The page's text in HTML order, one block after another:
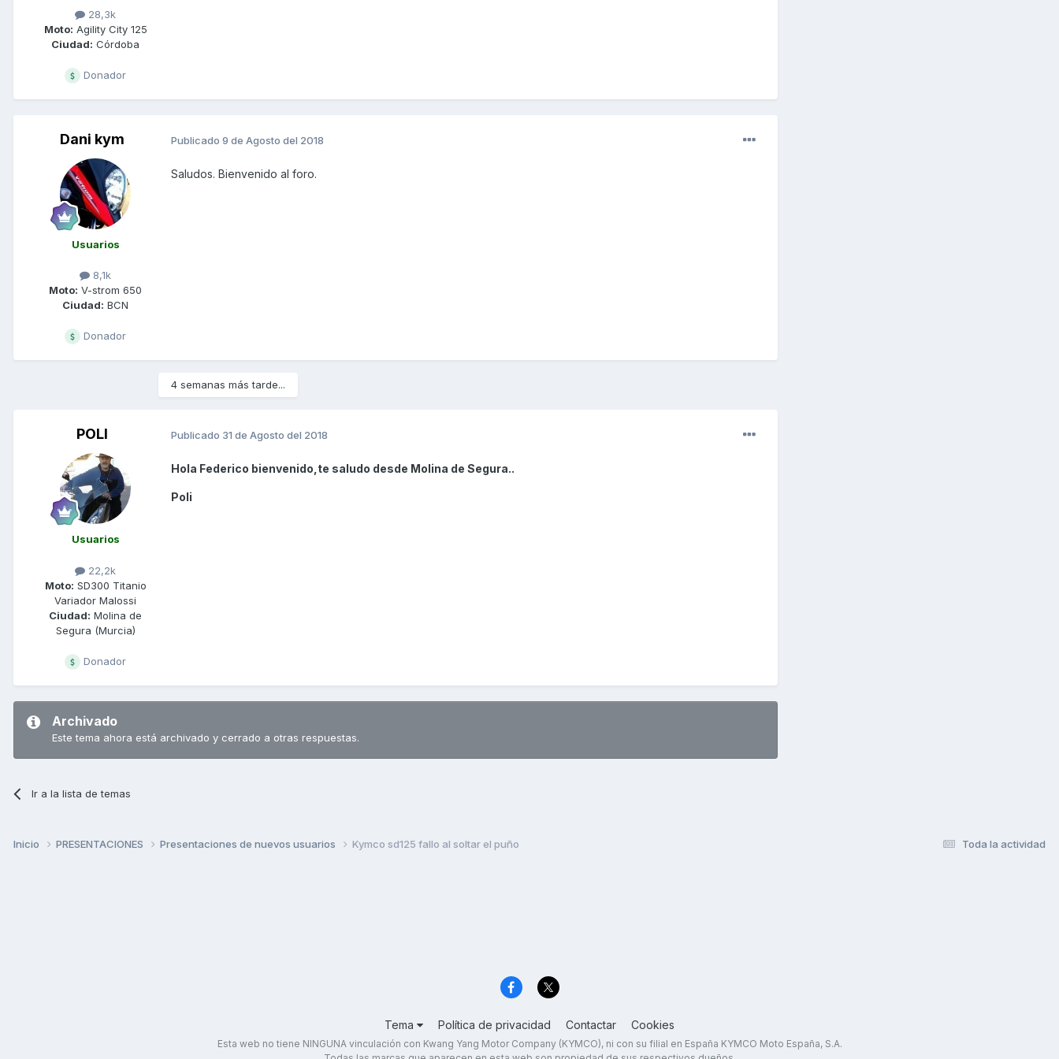
28,3k
Moto: Agility City 125
Ciudad: Córdoba
Donador
Dani kym
Usuarios
8,1k
Moto: V-strom 650
Ciudad: BCN
Donador
Publicado 9 de Agosto del 2018
Saludos. Bienvenido al foro.
4 semanas más tarde...
POLI
Usuarios
22,2k
Moto: SD300 Titanio
Variador Malossi
Ciudad: Molina de
Segura (Murcia)
Donador
Publicado 31 de Agosto del 2018
Hola Federico bienvenido,te saludo desde Molina de Segura..
Poli
Archivado
Este tema ahora está archivado y cerrado a otras respuestas.
Ir a la lista de temas
Toda la actividad
Inicio PRESENTACIONES Presentaciones de nuevos usuarios Kymco sd125 fallo al soltar el puño
Tema Política de privacidad Contactar Cookies
Esta web no tiene NINGUNA vinculación con Kwang Yang Motor Company (KYMCO), ni con su filial en España KYMCO Moto España, S.A.